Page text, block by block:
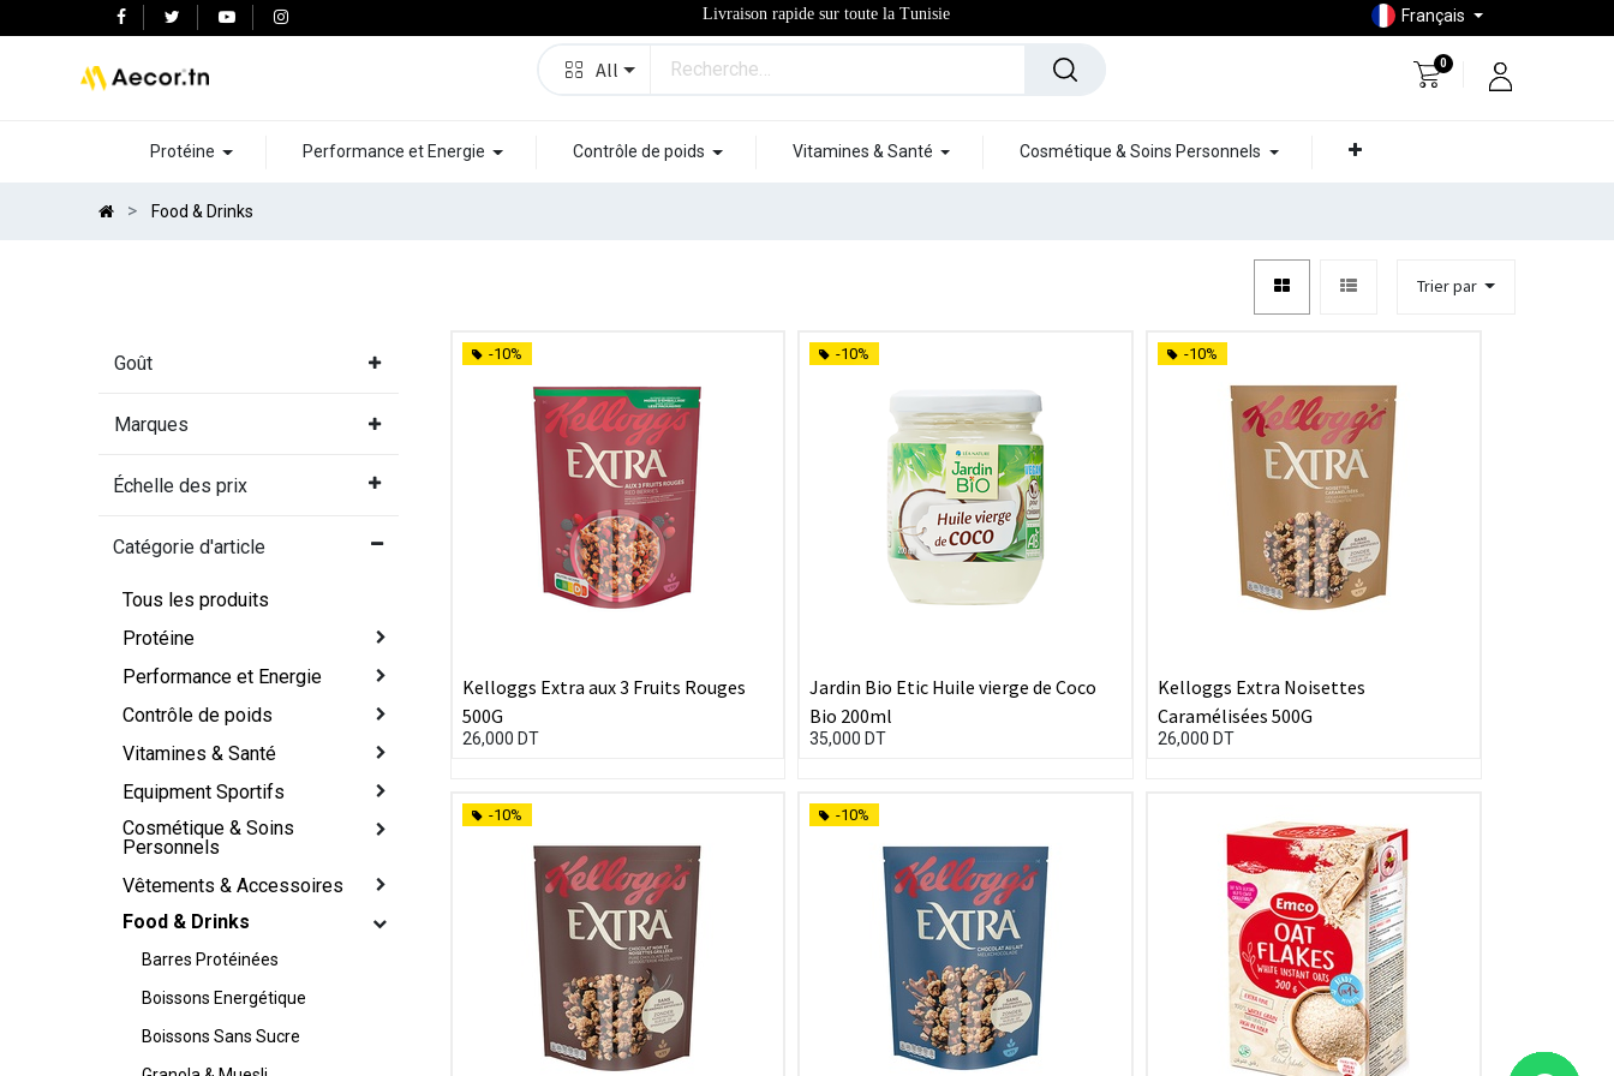
Livraison rapide sur toute la Tunisie Français
All 0
Protéine Performance et Energie Contrôle de poids Vitamines & Santé Cosmétique & Soins Personnels
Food & Drinks
Trier par
Goût
Marques
Échelle des prix
Catégorie d'article
Tous les produits
Protéine
Performance et Energie
Contrôle de poids
Vitamines & Santé
Equipment Sportifs
Cosmétique & Soins
Personnels
Vêtements & Accessoires
Food & Drinks
Barres Protéinées
Boissons Energétique
Boissons Sans Sucre
-10%
Kelloggs Extra aux 3 Fruits Rouges
500G
26,000 DT
-10%
Jardin Bio Etic Huile vierge de Coco
Bio 200ml
35,000 DT
-10%
Kelloggs Extra Noisettes
Caramélisées 500G
26,000 DT
-10% -10%